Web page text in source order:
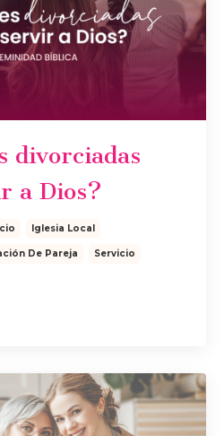
divorciadas
a Dios?
Iglesia Local
De Pareja Servicio